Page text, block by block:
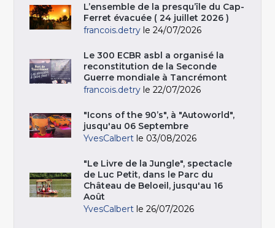
L’ensemble de la presqu’île du Cap-
Ferret évacuée ( 24 juillet 2026 )
francois.detry le 24/07/2026
Le 300 ECBR asbl a organisé la
reconstitution de la Seconde
Guerre mondiale à Tancrémont
francois.detry le 22/07/2026
"Icons of the 90’s", à "Autoworld",
jusqu'au 06 Septembre
YvesCalbert le 03/08/2026
"Le Livre de la Jungle", spectacle
de Luc Petit, dans le Parc du
Château de Beloeil, jusqu'au 16
Août
YvesCalbert le 26/07/2026